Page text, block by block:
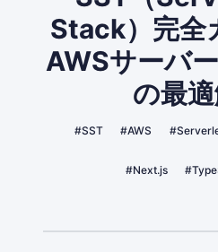
Stack）完
AWSサーバ
の最
#SST #AWS
#Next.js